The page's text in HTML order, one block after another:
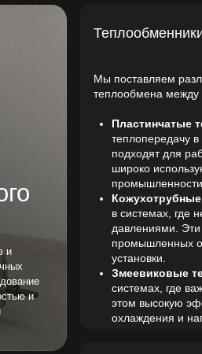
Пластинчатые
теплопередачу в компактной
подходят для работы с
широко используются в
промышленности.
Кожухотрубные
в системах, где необходимо
давлениями. Эти
промышленных объектов,
Змеевиковые
системах, где важно
этом высокую
охлаждения и нагрева
Теплообменники
путем их испарения. Эти
Выпарные установки: